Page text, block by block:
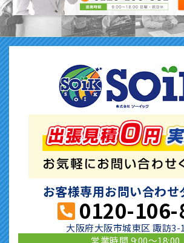
お客様専用お問い合わせ
0120-106-
大阪府大阪市城東区 諏訪3-
営業時間 9:00〜18:00